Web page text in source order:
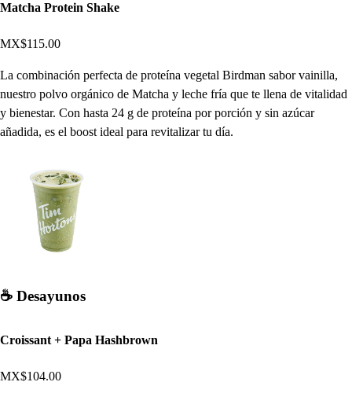
Matcha Protein Shake
MX$115.00
La combinación perfecta de proteína vegetal Birdman sabor vainilla,
nuestro polvo orgánico de Matcha y leche fría que te llena de vitalidad
y bienestar. Con hasta 24 g de proteína por porción y sin azúcar
añadida, es el boost ideal para revitalizar tu día.
☕ Desayunos
Croissant + Papa Hashbrown
MX$104.00